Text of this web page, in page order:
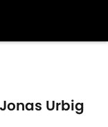
Urbig